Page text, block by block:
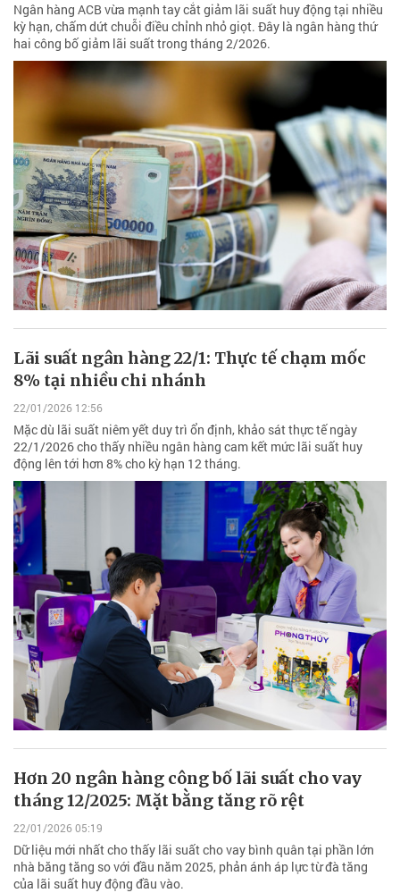
Ngân hàng ACB vừa mạnh tay cắt giảm lãi suất huy động tại nhiều
kỳ hạn, chấm dứt chuỗi điều chỉnh nhỏ giọt. Đây là ngân hàng thứ
hai công bố giảm lãi suất trong tháng 2/2026.
Lãi suất ngân hàng 22/1: Thực tế chạm mốc
8% tại nhiều chi nhánh
22/01/2026 12:56
Mặc dù lãi suất niêm yết duy trì ổn định, khảo sát thực tế ngày
22/1/2026 cho thấy nhiều ngân hàng cam kết mức lãi suất huy
động lên tới hơn 8% cho kỳ hạn 12 tháng.
Hơn 20 ngân hàng công bố lãi suất cho vay
tháng 12/2025: Mặt bằng tăng rõ rệt
22/01/2026 05:19
Dữ liệu mới nhất cho thấy lãi suất cho vay bình quân tại phần lớn
nhà băng tăng so với đầu năm 2025, phản ánh áp lực từ đà tăng
của lãi suất huy động đầu vào.